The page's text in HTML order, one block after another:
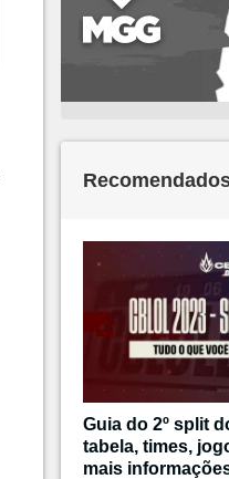
Guia do 2º split
tabela, times,
mais